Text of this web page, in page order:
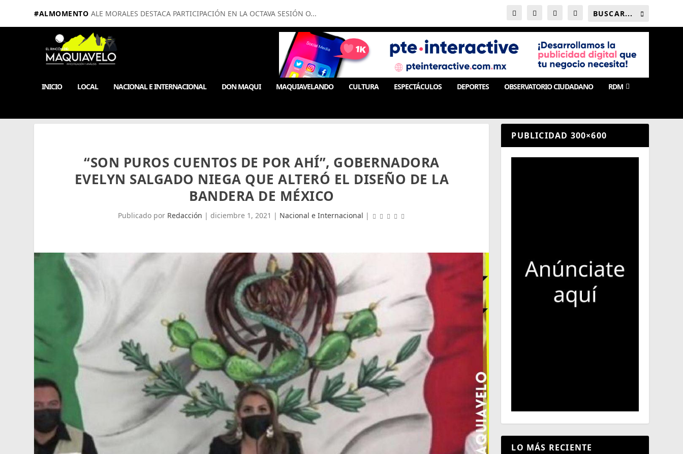
#ALMOMENTO ALE MORALES DESTACA PARTICIPACIÓN EN LA OCTAVA SESIÓN O...
INICIO LOCAL NACIONAL E INTERNACIONAL DON MAQUI MAQUIAVELANDO CULTURA ESPECTÁCULOS DEPORTES OBSERVATORIO CIUDADANO RDM
“SON PUROS CUENTOS DE POR AHÍ”, GOBERNADORA
EVELYN SALGADO NIEGA QUE ALTERÓ EL DISEÑO DE LA
BANDERA DE MÉXICO
Publicado por Redacción | diciembre 1, 2021 | Nacional e Internacional |
PUBLICIDAD 300×600
LO MÁS RECIENTE